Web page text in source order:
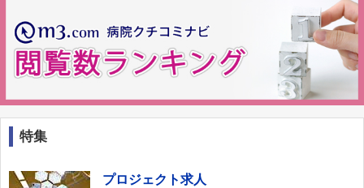
特集
プロジェクト求人